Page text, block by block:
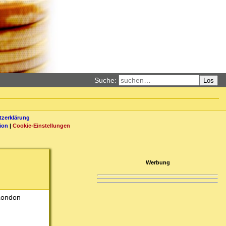
Suche: Los
| Cookie-Einstellungen
Werbung